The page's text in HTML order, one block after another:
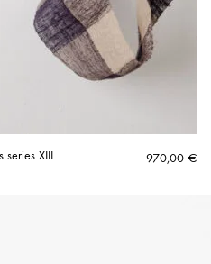
series XIII 970,00 €